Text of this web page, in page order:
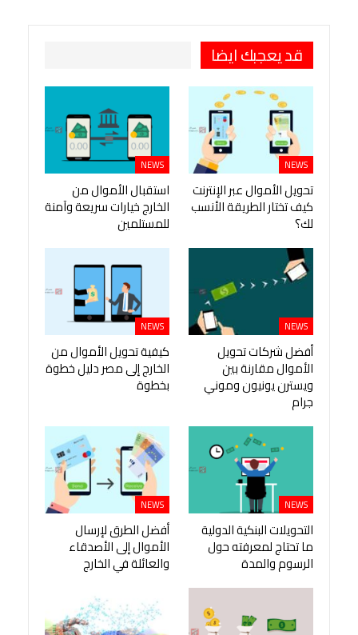
قد يعجبك ايضا
NEWS
تحويل الأموال عبر الإنترنت
كيف تختار الطريقة الأنسب
لك؟
NEWS
استقبال الأموال من
الخارج خيارات سريعة وآمنة
للمستلمين
NEWS
أفضل شركات تحويل
الأموال مقارنة بين
ويسترن يونيون وموني
جرام
NEWS
كيفية تحويل الأموال من
الخارج إلى مصر دليل خطوة
بخطوة
NEWS
التحويلات البنكية الدولية
ما تحتاج لمعرفته حول
الرسوم والمدة
NEWS
أفضل الطرق لإرسال
الأموال إلى الأصدقاء
والعائلة في الخارج